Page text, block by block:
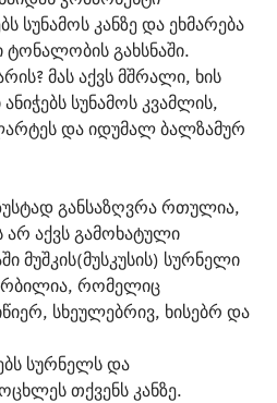
სუნამოს კანზე და ეხმარება
ტონალობის გახსნაში.
მას აქვს მშრალი, ხის
სუნამოს კვამლის,
და იდუმალ ბალზამურ
ზუსტად განსაზღვრა რთულია,
არ აქვს გამოხატული
მუშკის(მუსკუსის) სურნელი
რომელიც
სხეულებრივ, ხისებრ და
სურნელს და
თქვენს კანზე.